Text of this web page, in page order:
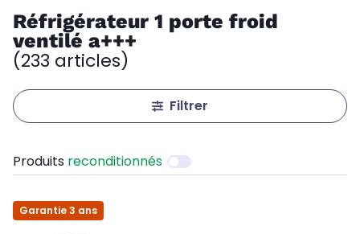
Réfrigérateur 1 porte froid
ventilé a+++
(233 articles)
Filtrer
Produits reconditionnés
Garantie 3 ans